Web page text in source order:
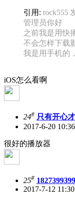
引用: rock555
管理员你好
之前我是用快
不会怎样下载
我是用手机的
iOS怎么看啊
24# 只有开心
2017-6-20
很好的播放器
25#
2017-7-12